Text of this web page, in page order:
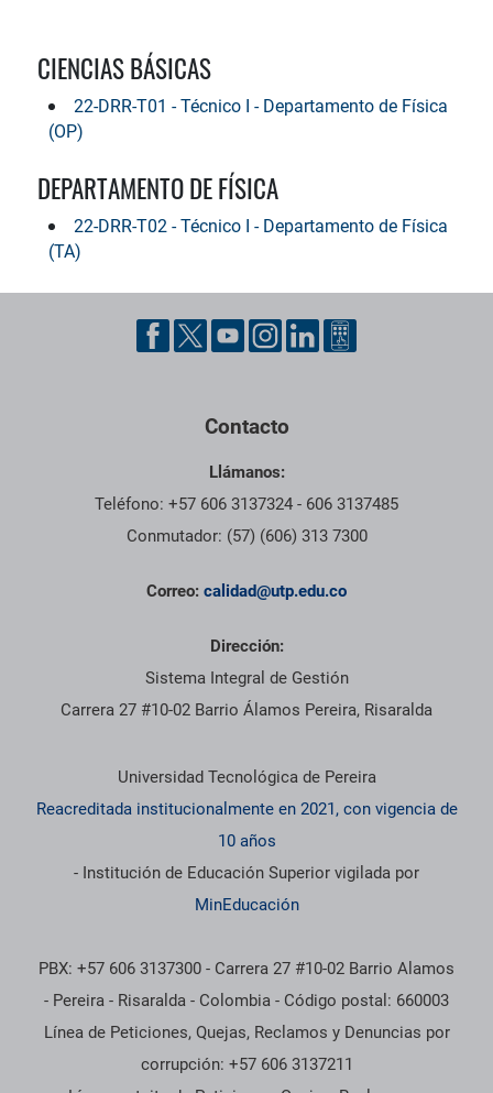
CIENCIAS BÁSICAS
22-DRR-T01 - Técnico I - Departamento de Física
(OP)
DEPARTAMENTO DE FÍSICA
22-DRR-T02 - Técnico I - Departamento de Física
(TA)
Pie de página con información de contacto, redes sociales y
Contacto
Llámanos:
Teléfono: +57 606 3137324 - 606 3137485
Conmutador: (57) (606) 313 7300
Correo: calidad@utp.edu.co
Dirección:
Sistema Integral de Gestión
Carrera 27 #10-02 Barrio Álamos Pereira, Risaralda
Información institucional
Universidad Tecnológica de Pereira
Reacreditada institucionalmente en 2021, con vigencia de
10 años
- Institución de Educación Superior vigilada por
MinEducación
PBX: +57 606 3137300 - Carrera 27 #10-02 Barrio Alamos
- Pereira - Risaralda - Colombia - Código postal: 660003
Línea de Peticiones, Quejas, Reclamos y Denuncias por
corrupción: +57 606 3137211